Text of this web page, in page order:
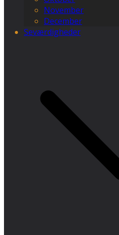
November
December
Seværdigheder